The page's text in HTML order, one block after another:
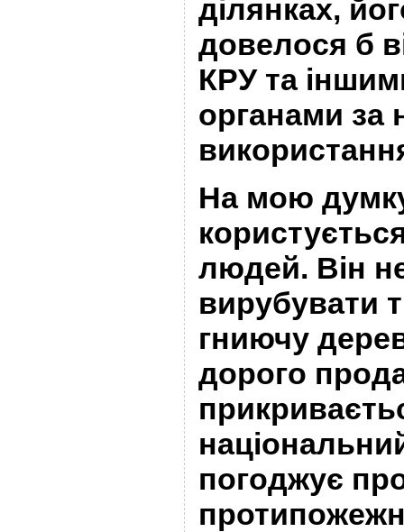
ділянках,
довелося б
КРУ та
органами за
На мою
людей. Він
вирубувати
гниючу
дорого
погоджує